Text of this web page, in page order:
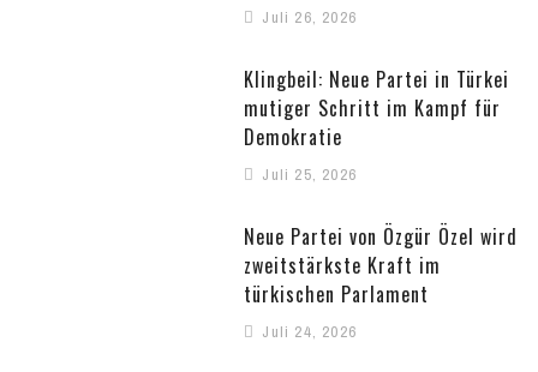
Juli 26, 2026
Klingbeil: Neue Partei in Türkei
mutiger Schritt im Kampf für
Demokratie
Juli 25, 2026
Neue Partei von Özgür Özel wird
zweitstärkste Kraft im
türkischen Parlament
Juli 24, 2026